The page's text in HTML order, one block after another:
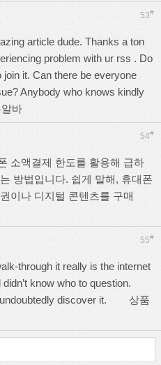
53#
article dude. Thanks a ton
problem with ur rss . Do
it. Can there be everyone
Anybody who knows kindly
바
54#
소액결제 한도를 활용해 급하
방법입니다. 쉽게 말해, 휴대폰
권이나 디지털 콘텐츠를 구매
55#
through it really is the internet
know who to question.
undoubtedly discover it. 상품